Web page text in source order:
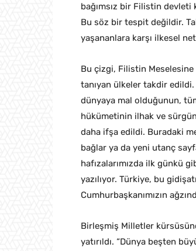
bağımsız bir Filistin devleti
Bu söz bir tespit değildir.
yaşananlara karşı ilkesel
Bu çizgi, Filistin Meselesine
tanıyan ülkeler takdir
dünyaya mal olduğunun,
hükümetinin ilhak ve
daha ifşa edildi. Buradaki
bağlar ya da yeni utanç
hafızalarımızda ilk günkü
yazılıyor. Türkiye, bu
Cumhurbaşkanımızın
Birleşmiş Milletler
yatırıldı. “Dünya beşten